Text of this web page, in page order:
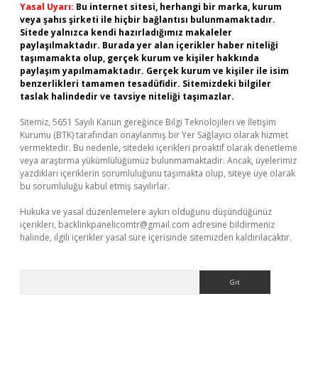
Yasal Uyarı: Bu internet sitesi, herhangi bir marka, kurum
veya şahıs şirketi ile hiçbir bağlantısı bulunmamaktadır.
Sitede yalnızca kendi hazırladığımız makaleler
paylaşılmaktadır. Burada yer alan içerikler haber niteliği
taşımamakta olup, gerçek kurum ve kişiler hakkında
paylaşım yapılmamaktadır. Gerçek kurum ve kişiler ile isim
benzerlikleri tamamen tesadüfidir. Sitemizdeki bilgiler
taslak halindedir ve tavsiye niteliği taşımazlar.
Sitemiz, 5651 Sayılı Kanun gereğince Bilgi Teknolojileri ve İletişim
Kurumu (BTK) tarafından onaylanmış bir Yer Sağlayıcı olarak hizmet
vermektedir. Bu nedenle, sitedeki içerikleri proaktif olarak denetleme
veya araştırma yükümlülüğümüz bulunmamaktadır. Ancak, üyelerimiz
yazdıkları içeriklerin sorumluluğunu taşımakta olup, siteye üye olarak
bu sorumluluğu kabul etmiş sayılırlar.
Hukuka ve yasal düzenlemelere aykırı olduğunu düşündüğünüz
içerikleri, backlinkpanelicomtr@gmail.com adresine bildirmeniz
halinde, ilgili içerikler yasal süre içerisinde sitemizden kaldırılacaktır.